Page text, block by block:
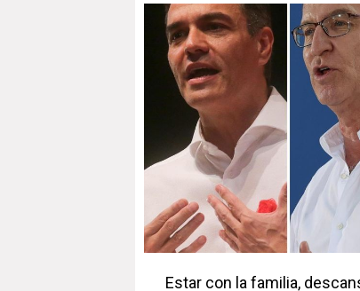
Estar con la familia,